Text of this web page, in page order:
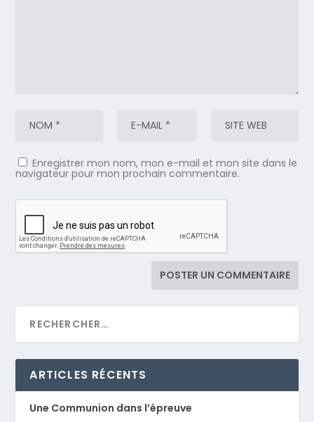
Enregistrer mon nom, mon e-mail et mon site dans le
navigateur pour mon prochain commentaire.
ARTICLES RÉCENTS
Une Communion dans l’épreuve